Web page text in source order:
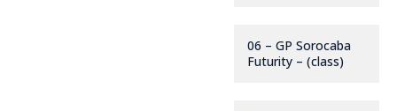
06 – GP Sorocaba
Futurity – (class)